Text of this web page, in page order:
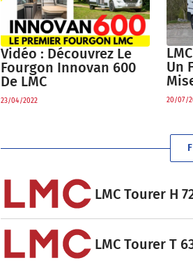
Vidéo : Découvrez Le
Fourgon Innovan 600
De LMC
23/04/2022
Un
20/07/
LMC Tourer H
LMC Tourer T